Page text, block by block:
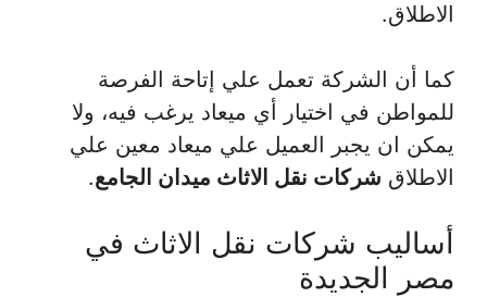
الاطلاق.
كما أن الشركة تعمل علي إتاحة الفرصة
للمواطن في اختيار أي ميعاد يرغب فيه، ولا
يمكن ان يجبر العميل علي ميعاد معين علي
الاطلاق شركات نقل الاثاث ميدان الجامع.
أساليب شركات نقل الاثاث في
مصر الجديدة